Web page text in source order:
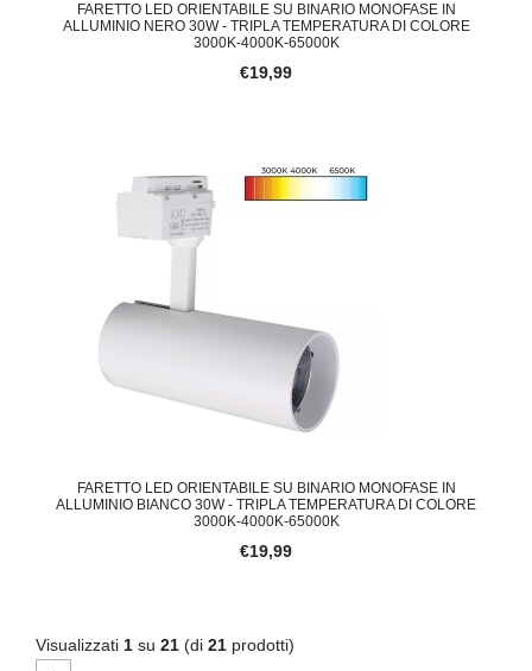
FARETTO LED ORIENTABILE SU BINARIO MONOFASE IN
ALLUMINIO NERO 30W - TRIPLA TEMPERATURA DI COLORE
3000K-4000K-65000K
€19,99
FARETTO LED ORIENTABILE SU BINARIO MONOFASE IN
ALLUMINIO BIANCO 30W - TRIPLA TEMPERATURA DI COLORE
3000K-4000K-65000K
€19,99
Visualizzati 1 su 21 (di 21 prodotti)